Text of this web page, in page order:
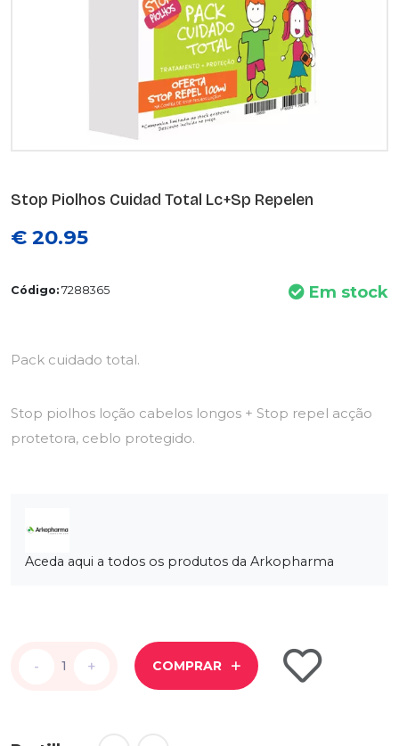
Stop Piolhos Cuidad Total Lc+Sp Repelen
€ 20.95
Código: 7288365 Em stock
Pack cuidado total.
Stop piolhos loção cabelos longos + Stop repel acção
protetora, ceblo protegido.
Aceda aqui a todos os produtos da Arkopharma
- +
- + COMPRAR